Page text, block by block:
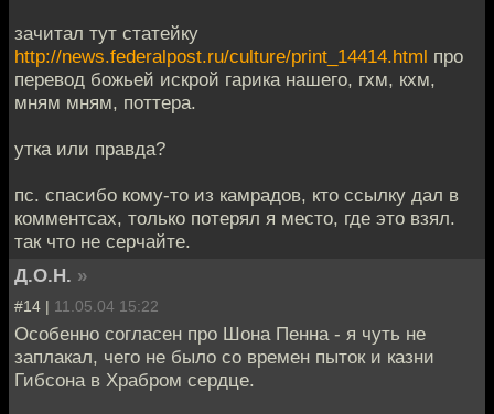
зачитал тут статейку
http://news.federalpost.ru/culture/print_14414.html про
перевод божьей искрой гарика нашего, гхм, кхм,
мням мням, поттера.
утка или правда?
пс. спасибо кому-то из камрадов, кто ссылку дал в
комментсах, только потерял я место, где это взял.
так что не серчайте.
Д.О.Н. »
#14 | 11.05.04 15:22
Особенно согласен про Шона Пенна - я чуть не
заплакал, чего не было со времен пыток и казни
Гибсона в Храбром сердце.